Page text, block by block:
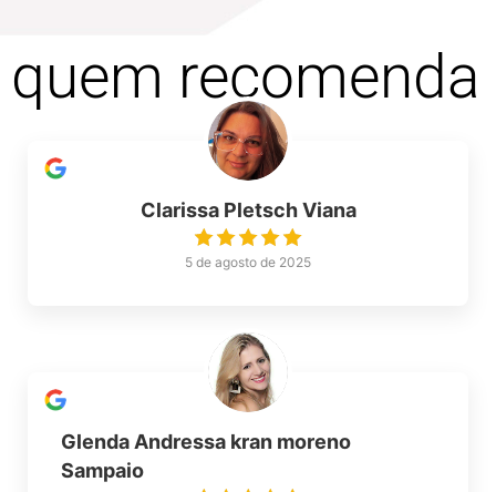
quem recomenda
Clarissa Pletsch Viana
5 de agosto de 2025
Glenda Andressa kran moreno
Sampaio